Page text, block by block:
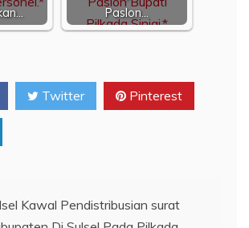
Paslon…
Twitter Pinterest
Kawal Pendistribusian surat